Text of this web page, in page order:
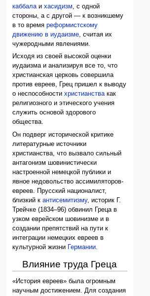
каббалаихасидизм, с одной
стороны, а с другой — к возникшему
в то времяреформистскому
движению в иудаизме, считая их
чужеродными явлениями.
Исходя из своей высокой оценки
иудаизма и анализируя все то, что
христианская церковь совершила
против евреев, Грец пришел к выводу
о неспособностихристианствакак
религиозного и этического учения
служить основой здорового
общества.
Он подверг исторической критике
литературные источники
христианства, что вызвало сильный
антагонизм шовинистически
настроенной немецкой публики и
явное недовольство ассимиляторов-
евреев. Прусский националист,
близкий кантисемитизму, историк Г.
Трейчке (1834–96) обвинил Греца в
узком еврейском шовинизме и в
создании препятствий на пути к
интеграции немецких евреев в
культурной жизни Германии
Влияние труда Греца
«История евреев» была огромным
научным достижением. Для создания